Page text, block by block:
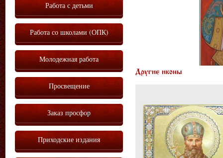
Другие иконы
Работа с детьми
Работа со школами (ОПК)
Молодежная работа
Просвещение
Заказ просфор
Приходские издания